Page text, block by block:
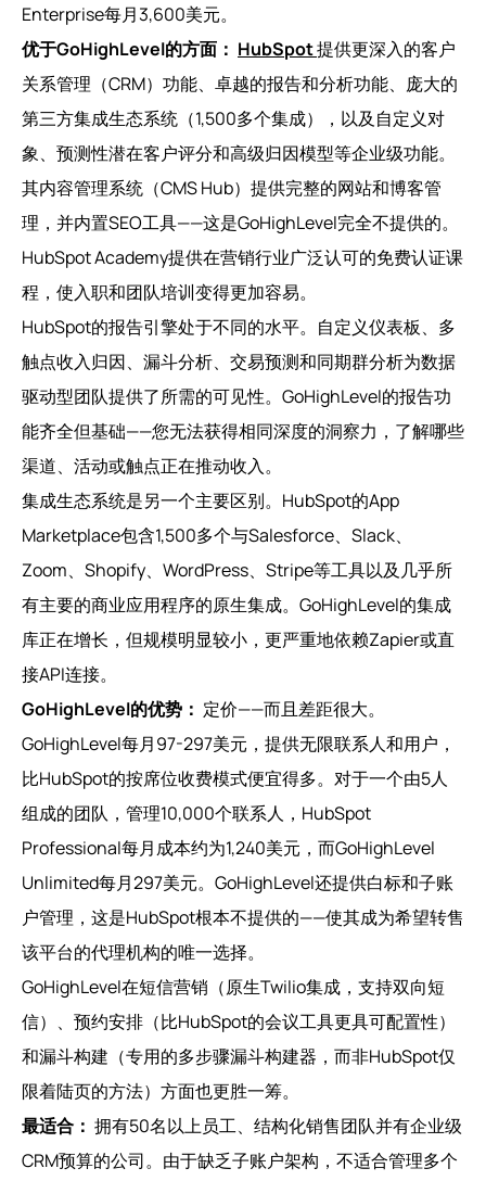
Enterprise每月3,600美元。
优于GoHighLevel的方面： HubSpot提供更深入的客户
关系管理（CRM）功能、卓越的报告和分析功能、庞大的
第三方集成生态系统（1,500多个集成），以及自定义对
象、预测性潜在客户评分和高级归因模型等企业级功能。
其内容管理系统（CMS Hub）提供完整的网站和博客管
理，并内置SEO工具——这是GoHighLevel完全不提供的。
HubSpot Academy提供在营销行业广泛认可的免费认证课
程，使入职和团队培训变得更加容易。
HubSpot的报告引擎处于不同的水平。自定义仪表板、多
触点收入归因、漏斗分析、交易预测和同期群分析为数据
驱动型团队提供了所需的可见性。GoHighLevel的报告功
能齐全但基础——您无法获得相同深度的洞察力，了解哪些
渠道、活动或触点正在推动收入。
集成生态系统是另一个主要区别。HubSpot的App
Marketplace包含1,500多个与Salesforce、Slack、
Zoom、Shopify、WordPress、Stripe等工具以及几乎所
有主要的商业应用程序的原生集成。GoHighLevel的集成
库正在增长，但规模明显较小，更严重地依赖Zapier或直
接API连接。
GoHighLevel的优势： 定价——而且差距很大。
GoHighLevel每月97-297美元，提供无限联系人和用户，
比HubSpot的按席位收费模式便宜得多。对于一个由5人
组成的团队，管理10,000个联系人，HubSpot
Professional每月成本约为1,240美元，而GoHighLevel
Unlimited每月297美元。GoHighLevel还提供白标和子账
户管理，这是HubSpot根本不提供的——使其成为希望转售
该平台的代理机构的唯一选择。
GoHighLevel在短信营销（原生Twilio集成，支持双向短
信）、预约安排（比HubSpot的会议工具更具可配置性）
和漏斗构建（专用的多步骤漏斗构建器，而非HubSpot仅
限着陆页的方法）方面也更胜一筹。
最适合： 拥有50名以上员工、结构化销售团队并有企业级
CRM预算的公司。由于缺乏子账户架构，不适合管理多个